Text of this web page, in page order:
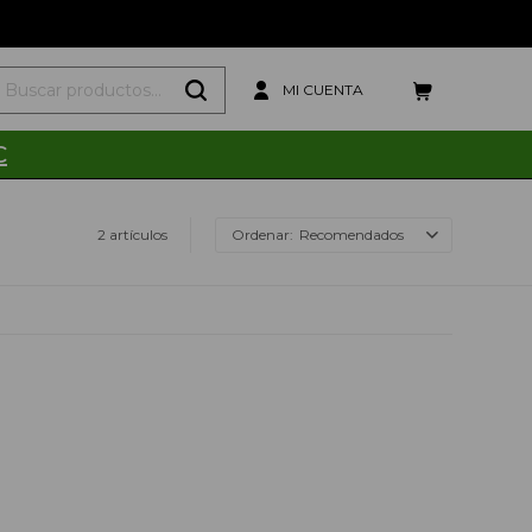
2 artículos Recomendados